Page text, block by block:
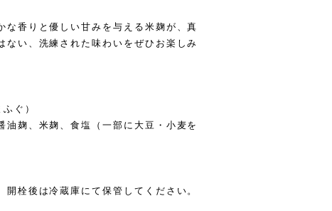
香りと優しい甘みを与える米麹が、真
い、洗練された味わいをぜひお楽しみ
ぐ）
麹、米麹、食塩（一部に大豆・小麦を
栓後は冷蔵庫にて保管してください。